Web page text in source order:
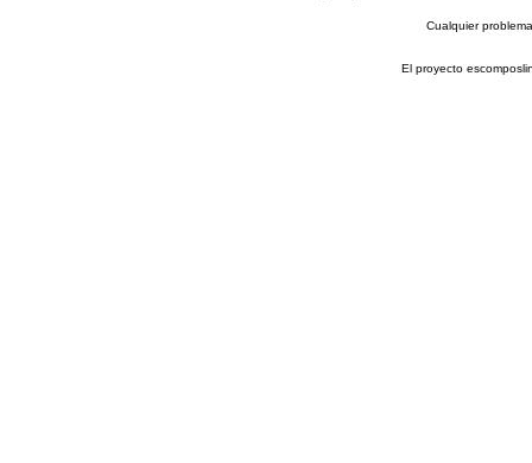
Cualquier
El proyecto